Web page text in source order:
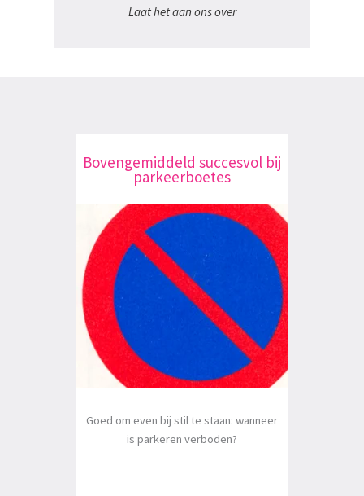
Laat het aan ons over
Bovengemiddeld succesvol bij
parkeerboetes
Goed om even bij stil te staan: wanneer
is parkeren verboden?